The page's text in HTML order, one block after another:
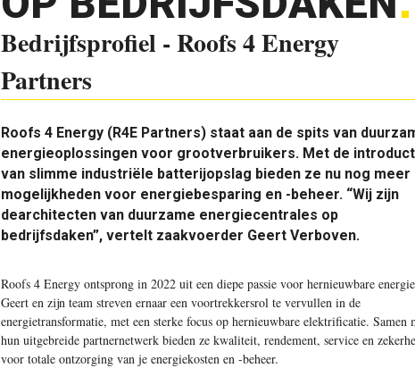
Bedrijfsprofiel - Roofs 4 Energy
Partners
Roofs 4 Energy (R4E Partners) staat aan de spits van
energieoplossingen voor grootverbruikers. Met de
van slimme industriële batterijopslag bieden ze nu nog meer
mogelijkheden voor energiebesparing en -beheer. “Wij zijn
dearchitecten van duurzame energiecentrales op
bedrijfsdaken”, vertelt zaakvoerder Geert Verboven.
Roofs 4 Energy ontsprong in 2022 uit een diepe passie voor hernieuwbare
Geert en zijn team streven ernaar een voortrekkersrol te vervullen in de
energietransformatie, met een sterke focus op hernieuwbare elektrificatie. Samen
hun uitgebreide partnernetwerk bieden ze kwaliteit, rendement, service en
voor totale ontzorging van je energiekosten en -beheer.